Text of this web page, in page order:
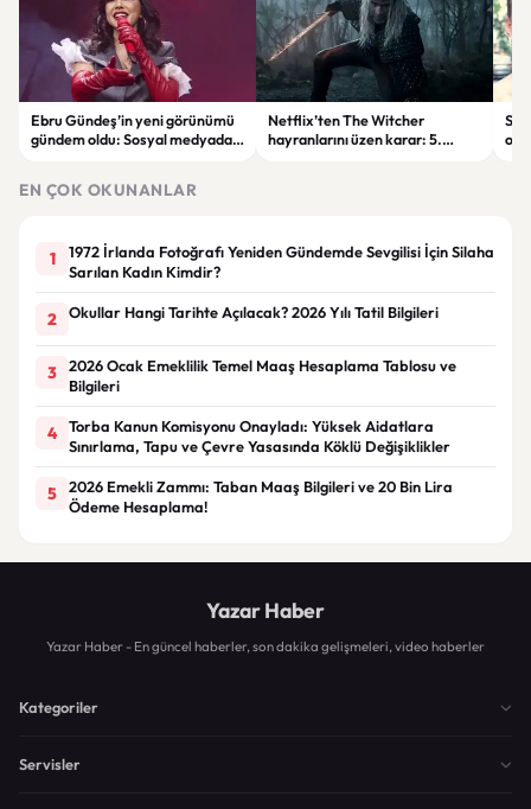
Ebru Gündeş’in yeni görünümü
gündem oldu: Sosyal medyada
Netflix’ten The Witcher
hayranlarını üzen karar: 5.
EN ÇOK OKUNANLAR
1
1972 İrlanda Fotoğrafı Yeniden Gündemde Sevgilisi İçin Silaha
Sarılan Kadın Kimdir?
2 Okullar Hangi Tarihte Açılacak? 2026 Yılı Tatil Bilgileri
3
2026 Ocak Emeklilik Temel Maaş Hesaplama Tablosu ve
Bilgileri
4
Torba Kanun Komisyonu Onayladı: Yüksek Aidatlara
Sınırlama, Tapu ve Çevre Yasasında Köklü Değişiklikler
5
2026 Emekli Zammı: Taban Maaş Bilgileri ve 20 Bin Lira
Ödeme Hesaplama!
Yazar Haber
Yazar Haber - En güncel haberler, son dakika gelişmeleri, video haberler
Kategoriler
Servisler